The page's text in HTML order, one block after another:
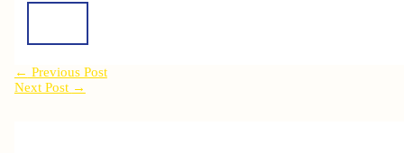
← Previous Post
Next Post →